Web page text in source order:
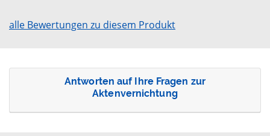
alle Bewertungen zu diesem Produkt
Antworten auf Ihre Fragen zur
Aktenvernichtung